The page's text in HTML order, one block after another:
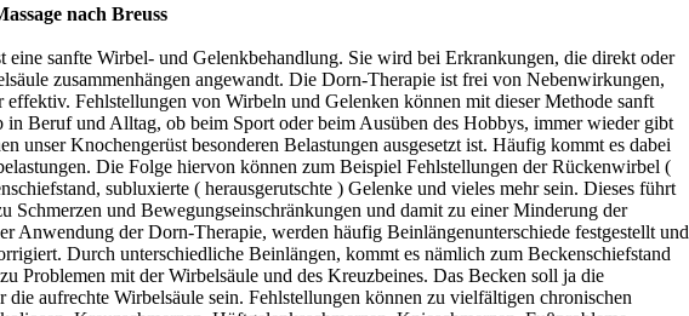
nach Breuss
eine sanfte Wirbel- und Gelenkbehandlung. Sie wird bei Erkrankungen, die direkt oder
zusammenhängen angewandt. Die Dorn-Therapie ist frei von Nebenwirkungen,
effektiv. Fehlstellungen von Wirbeln und Gelenken können mit dieser Methode sanft
Beruf und Alltag, ob beim Sport oder beim Ausüben des Hobbys, immer wieder gibt
unser Knochengerüst besonderen Belastungen ausgesetzt ist. Häufig kommt es dabei
Die Folge hiervon können zum Beispiel Fehlstellungen der Rückenwirbel (
subluxierte ( herausgerutschte ) Gelenke und vieles mehr sein. Dieses führt
Schmerzen und Bewegungseinschränkungen und damit zu einer Minderung der
Anwendung der Dorn-Therapie, werden häufig Beinlängenunterschiede festgestellt und
Durch unterschiedliche Beinlängen, kommt es nämlich zum Beckenschiefstand
Problemen mit der Wirbelsäule und des Kreuzbeines. Das Becken soll ja die
die aufrechte Wirbelsäule sein. Fehlstellungen können zu vielfältigen chronischen